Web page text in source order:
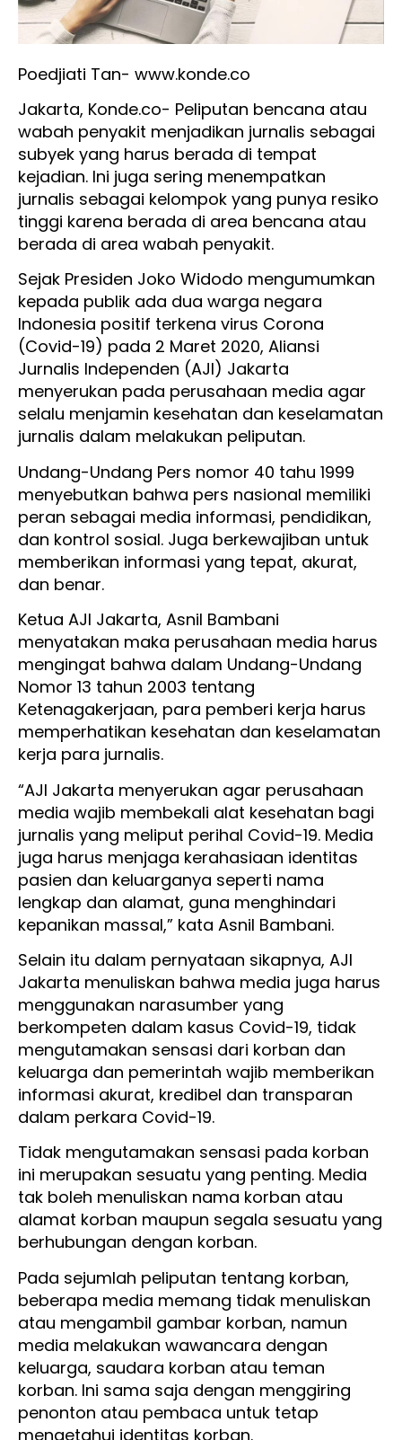
Poedjiati Tan- www.konde.co
Jakarta, Konde.co- Peliputan bencana atau
wabah penyakit menjadikan jurnalis sebagai
subyek yang harus berada di tempat
kejadian. Ini juga sering menempatkan
jurnalis sebagai kelompok yang punya resiko
tinggi karena berada di area bencana atau
berada di area wabah penyakit.
Sejak Presiden Joko Widodo mengumumkan
kepada publik ada dua warga negara
Indonesia positif terkena virus Corona
(Covid-19) pada 2 Maret 2020, Aliansi
Jurnalis Independen (AJI) Jakarta
menyerukan pada perusahaan media agar
selalu menjamin kesehatan dan keselamatan
jurnalis dalam melakukan peliputan.
Undang-Undang Pers nomor 40 tahu 1999
menyebutkan bahwa pers nasional memiliki
peran sebagai media informasi, pendidikan,
dan kontrol sosial. Juga berkewajiban untuk
memberikan informasi yang tepat, akurat,
dan benar.
Ketua AJI Jakarta, Asnil Bambani
menyatakan maka perusahaan media harus
mengingat bahwa dalam Undang-Undang
Nomor 13 tahun 2003 tentang
Ketenagakerjaan, para pemberi kerja harus
memperhatikan kesehatan dan keselamatan
kerja para jurnalis.
“AJI Jakarta menyerukan agar perusahaan
media wajib membekali alat kesehatan bagi
jurnalis yang meliput perihal Covid-19. Media
juga harus menjaga kerahasiaan identitas
pasien dan keluarganya seperti nama
lengkap dan alamat, guna menghindari
kepanikan massal,” kata Asnil Bambani.
Selain itu dalam pernyataan sikapnya, AJI
Jakarta menuliskan bahwa media juga harus
menggunakan narasumber yang
berkompeten dalam kasus Covid-19, tidak
mengutamakan sensasi dari korban dan
keluarga dan pemerintah wajib memberikan
informasi akurat, kredibel dan transparan
dalam perkara Covid-19.
Tidak mengutamakan sensasi pada korban
ini merupakan sesuatu yang penting. Media
tak boleh menuliskan nama korban atau
alamat korban maupun segala sesuatu yang
berhubungan dengan korban.
Pada sejumlah peliputan tentang korban,
beberapa media memang tidak menuliskan
atau mengambil gambar korban, namun
media melakukan wawancara dengan
keluarga, saudara korban atau teman
korban. Ini sama saja dengan menggiring
penonton atau pembaca untuk tetap
mengetahui identitas korban.